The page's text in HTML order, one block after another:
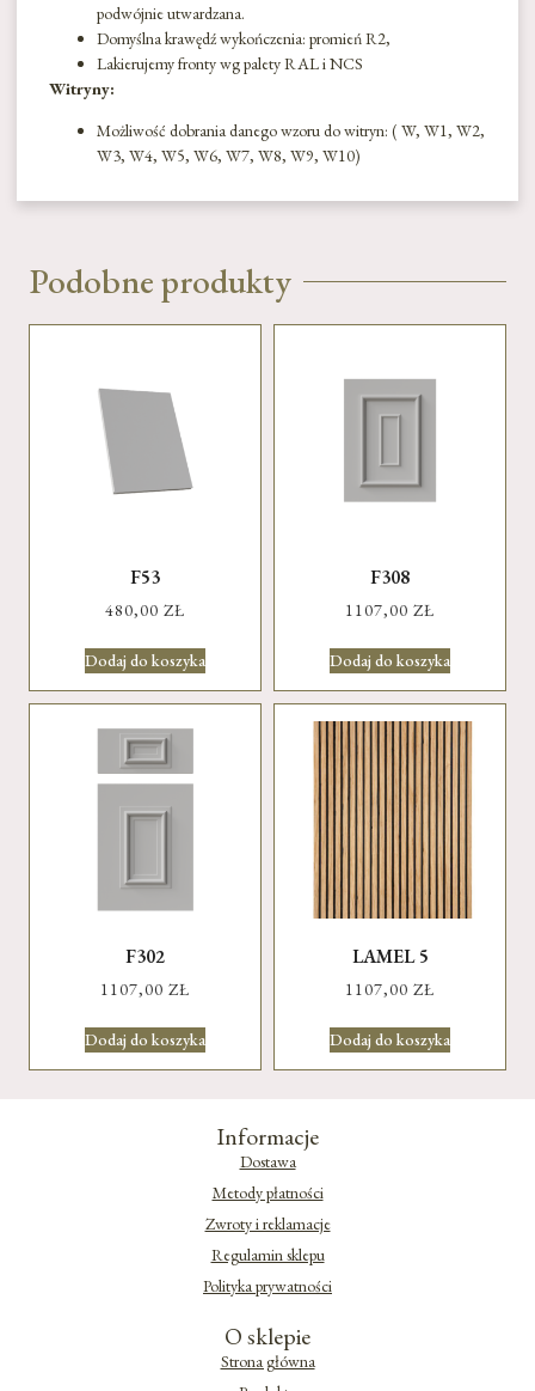
podwójnie utwardzana.
Domyślna krawędź wykończenia: promień R2,
Lakierujemy fronty wg palety RAL i NCS
Witryny:
Możliwość dobrania danego wzoru do witryn: ( W, W1, W2,
W3, W4, W5, W6, W7, W8, W9, W10)
Podobne produkty
F53
480,00 ZŁ
Dodaj do koszyka
F308
1107,00 ZŁ
Dodaj do koszyka
F302
1107,00 ZŁ
Dodaj do koszyka
LAMEL 5
1107,00 ZŁ
Dodaj do koszyka
Informacje
Dostawa
Metody płatności
Zwroty i reklamacje
Regulamin sklepu
Polityka prywatności
O sklepie
Strona główna